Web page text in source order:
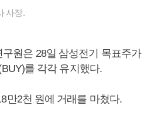
사장.
원은 28일 삼성전기 목표주가
를 각각 유지했다.
만2천 원에 거래를 마쳤다.